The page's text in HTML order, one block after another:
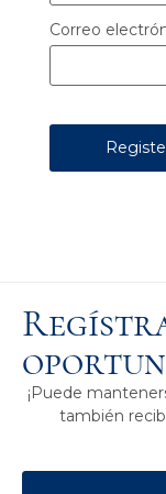
Correo
¡Puede
también